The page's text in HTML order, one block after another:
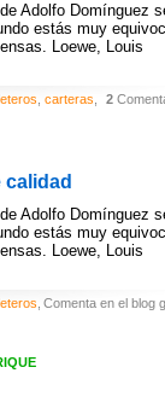
Adolfo Domínguez
estás muy
Loewe, Louis
2
carteras
calidad
Adolfo Domínguez
estás muy
Loewe, Louis
Comenta en el blog